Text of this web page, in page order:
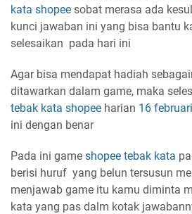
kata shopee sobat merasa ada
kunci jawaban ini yang bisa bantu
selesaikan pada hari ini
Agar bisa mendapat hadiah
ditawarkan dalam game, maka
tebak kata shopee harian 16
ini dengan benar
Pada ini game shopee tebak kata
berisi huruf yang belun tersusun
menjawab game itu kamu diminta
kata yang pas dalm kotak